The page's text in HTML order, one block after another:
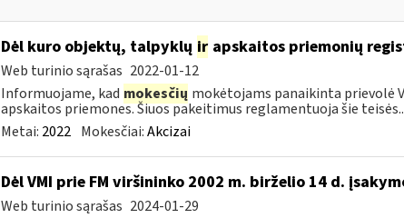
Dėl kuro objektų, talpyklų irapskaitos priemonių
Web turinio sąrašas 2022-01-12
Informuojame, kad mokesčių mokėtojams panaikinta prievolė
apskaitos priemones. Šiuos pakeitimus reglamentuoja šie
Metai: 2022 Mokesčiai:Akcizai
Dėl VMI prie FM viršininko 2002 m. birželio 14 d.
Web turinio sąrašas 2024-01-29